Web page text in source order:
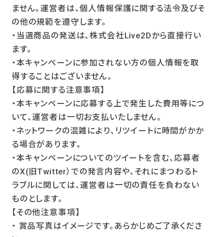
ません。運営者は、個人情報保護に関する法令及びそ
の他の規範を遵守します。
・当選商品の発送は、株式会社Live2Dから直接行い
ます。
・本キャンペーンに参加されない方の個人情報を取
得することはございません。
【応募に関する注意事項】
・本キャンペーンに応募する上で発生した費用等につ
いて、運営者は一切お支払いたしません。
・ネットワークの混雑により、リツイートに時間がかか
る場合があります。
・本キャンペーンについてのツイートを含む、応募者
のX(旧Twitter）での発言内容や、それにまつわるト
ラブルに関しては、運営者は一切の責任を負わない
ものとします。
【その他注意事項】
・ 賞品写真はイメージです。あらかじめご了承くださ